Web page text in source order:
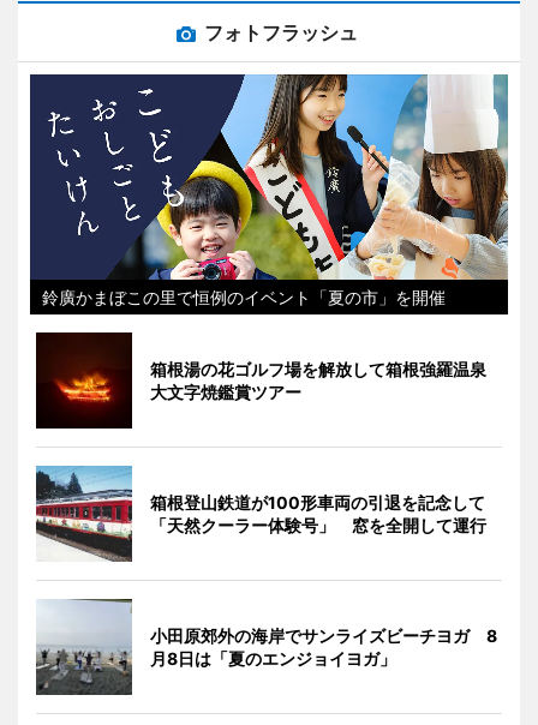
フォトフラッシュ
鈴廣かまぼこの里で恒例のイベント「夏の市」を開催
箱根湯の花ゴルフ場を解放して箱根強羅温泉
大文字焼鑑賞ツアー
箱根登山鉄道が100形車両の引退を記念して
「天然クーラー体験号」 窓を全開して運行
小田原郊外の海岸でサンライズビーチヨガ 8
月8日は「夏のエンジョイヨガ」